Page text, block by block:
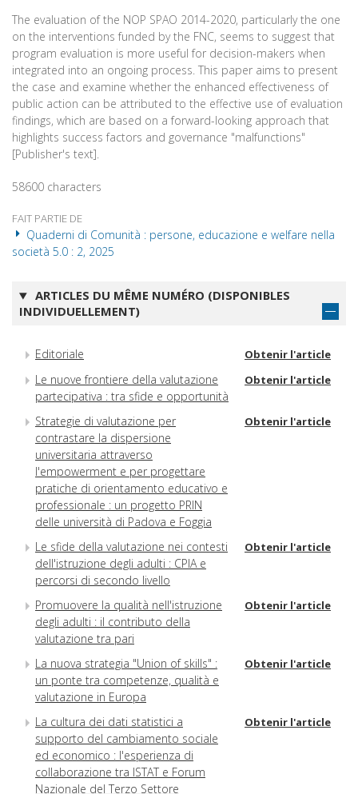
The evaluation of the NOP SPAO 2014-2020, particularly the one
on the interventions funded by the FNC, seems to suggest that
program evaluation is more useful for decision-makers when
integrated into an ongoing process. This paper aims to present
the case and examine whether the enhanced effectiveness of
public action can be attributed to the effective use of evaluation
findings, which are based on a forward-looking approach that
highlights success factors and governance "malfunctions"
[Publisher's text].
58600 characters
FAIT PARTIE DE
Quaderni di Comunità : persone, educazione e welfare nella
società 5.0 : 2, 2025
ARTICLES DU MÊME NUMÉRO (DISPONIBLES
INDIVIDUELLEMENT)
Editoriale Obtenir l'article
Le nuove frontiere della valutazione
partecipativa : tra sfide e opportunità
Obtenir l'article
Strategie di valutazione per
contrastare la dispersione
universitaria attraverso
l'empowerment e per progettare
pratiche di orientamento educativo e
professionale : un progetto PRIN
delle università di Padova e Foggia
Obtenir l'article
Le sfide della valutazione nei contesti
dell'istruzione degli adulti : CPIA e
percorsi di secondo livello
Obtenir l'article
Promuovere la qualità nell'istruzione
degli adulti : il contributo della
valutazione tra pari
Obtenir l'article
La nuova strategia "Union of skills" :
un ponte tra competenze, qualità e
valutazione in Europa
Obtenir l'article
La cultura dei dati statistici a
supporto del cambiamento sociale
ed economico : l'esperienza di
collaborazione tra ISTAT e Forum
Nazionale del Terzo Settore
Obtenir l'article